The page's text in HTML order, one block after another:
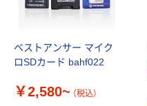
ベストアンサー マイク
ロSDカード bahf022
￥2,580~ （税込）